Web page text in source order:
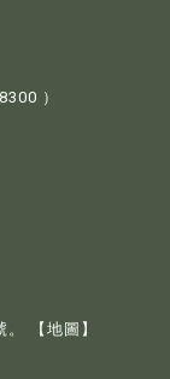
）
。 【地圖】